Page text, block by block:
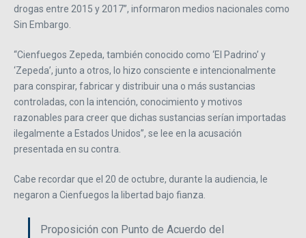
drogas entre 2015 y 2017”, informaron medios nacionales como
Sin Embargo.
“Cienfuegos Zepeda, también conocido como ‘El Padrino’ y
‘Zepeda’, junto a otros, lo hizo consciente e intencionalmente
para conspirar, fabricar y distribuir una o más sustancias
controladas, con la intención, conocimiento y motivos
razonables para creer que dichas sustancias serían importadas
ilegalmente a Estados Unidos”, se lee en la acusación
presentada en su contra.
Cabe recordar que el 20 de octubre, durante la audiencia, le
negaron a Cienfuegos la libertad bajo fianza.
Proposición con Punto de Acuerdo del